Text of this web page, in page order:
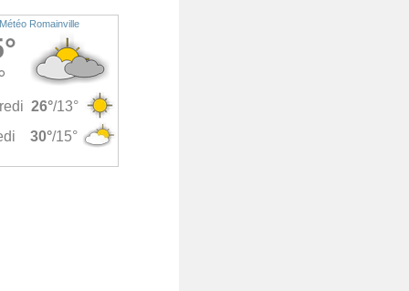
Météo Romainville